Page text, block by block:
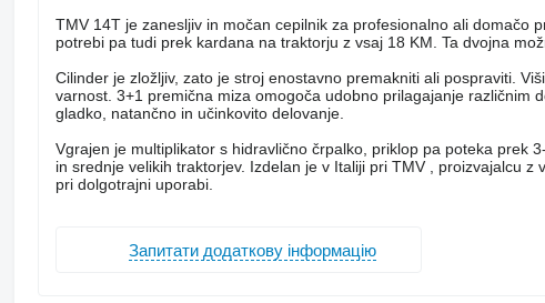
TMV 14T je zanesljiv in močan cepilnik za profesionalno ali domačo
potrebi pa tudi prek kardana na traktorju z vsaj 18 KM. Ta dvojna
Cilinder je zložljiv, zato je stroj enostavno premakniti ali pospraviti.
varnost. 3+1 premična miza omogoča udobno prilagajanje različnim
gladko, natančno in učinkovito delovanje.
Vgrajen je multiplikator s hidravlično črpalko, priklop pa poteka prek
in srednje velikih traktorjev. Izdelan je v Italiji pri TMV , proizvajalcu
pri dolgotrajni uporabi.
Запитати додаткову інформацію